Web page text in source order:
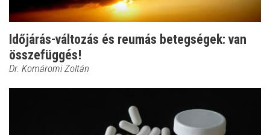
Időjárás-változás és reumás betegségek: van
összefüggés!
Dr. Komáromi Zoltán